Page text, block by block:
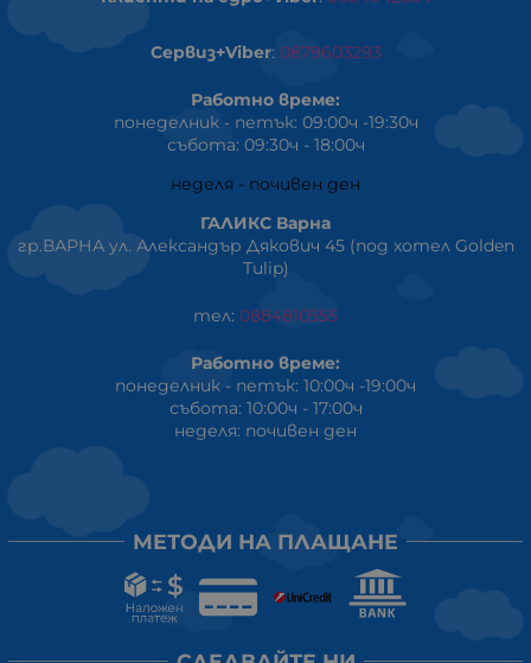
Сервиз+Viber: 0879603293
Работно време:
понеделник - петък: 09:00ч -19:30ч
събота: 09:30ч - 18:00ч
неделя - почивен ден
ГАЛИКС Варна
гр.ВАРНА ул. Александър Дякович 45 (под хотел Golden
Tulip)
тел: 0884810555
Работно време:
понеделник - петък: 10:00ч -19:00ч
събота: 10:00ч - 17:00ч
неделя: почивен ден
МЕТОДИ НА ПЛАЩАНЕ